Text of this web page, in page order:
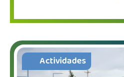
Actividades